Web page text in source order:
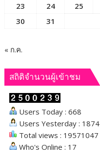
23
24 25
30
31
« ก.ค.
สถิติจำนวนผู้เข้าชม
Users Today : 668
Users Yesterday : 1874
Total views : 19571047
Who's Online : 17